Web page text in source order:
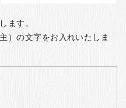
ます。
）の文字をお入れいたしま